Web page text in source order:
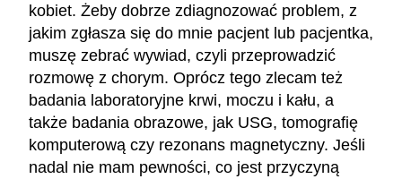
kobiet. Żeby dobrze zdiagnozować problem, z
jakim zgłasza się do mnie pacjent lub pacjentka,
muszę zebrać wywiad, czyli przeprowadzić
rozmowę z chorym. Oprócz tego zlecam też
badania laboratoryjne krwi, moczu i kału, a
także badania obrazowe, jak USG, tomografię
komputerową czy rezonans magnetyczny. Jeśli
nadal nie mam pewności, co jest przyczyną